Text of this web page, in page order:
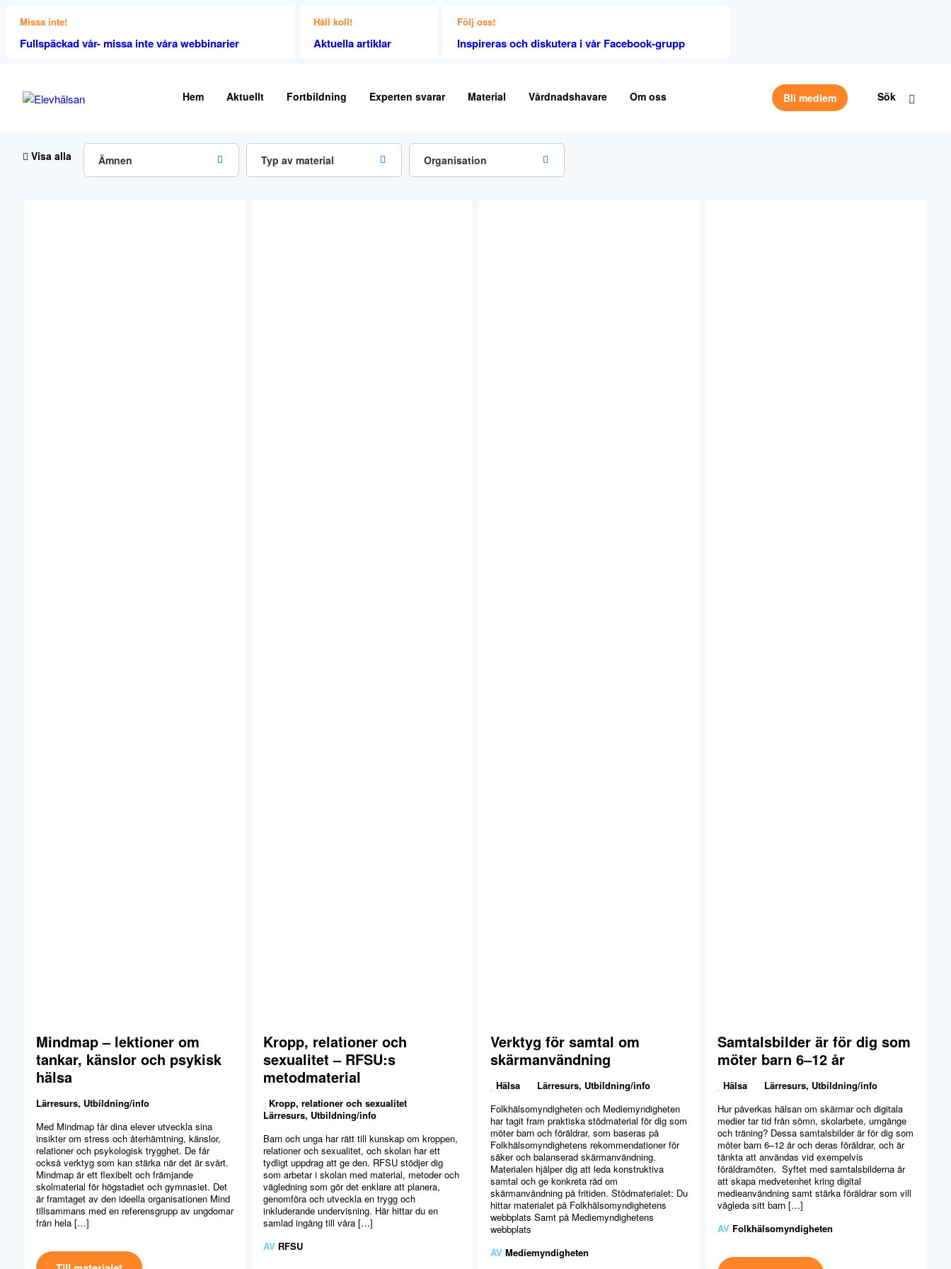
Missa inte!
Fullspäckad vår- missa inte våra webbinarier
Håll koll!
Aktuella artiklar
Följ oss!
Inspireras och diskutera i vår Facebook-grupp
Hem Aktuellt Fortbildning Experten svarar Material Vårdnadshavare Om oss Bli medlem Sök
Visa alla Ämnen Typ av material Organisation
Mindmap – lektioner om
tankar, känslor och psykisk
hälsa
Lärresurs, Utbildning/info
Med Mindmap får dina elever utveckla sina
insikter om stress och återhämtning, känslor,
relationer och psykologisk trygghet. De får
också verktyg som kan stärka när det är svårt.
Mindmap är ett flexibelt och främjande
skolmaterial för högstadiet och gymnasiet. Det
är framtaget av den ideella organisationen Mind
tillsammans med en referensgrupp av ungdomar
från hela […]
Kropp, relationer och
sexualitet – RFSU:s
metodmaterial
Kropp, relationer och sexualitet
Lärresurs, Utbildning/info
Barn och unga har rätt till kunskap om kroppen,
relationer och sexualitet, och skolan har ett
tydligt uppdrag att ge den. RFSU stödjer dig
som arbetar i skolan med material, metoder och
vägledning som gör det enklare att planera,
genomföra och utveckla en trygg och
inkluderande undervisning. Här hittar du en
samlad ingång till våra […]
AV RFSU
Verktyg för samtal om
skärmanvändning
Hälsa Lärresurs, Utbildning/info
Folkhälsomyndigheten och Mediemyndigheten
har tagit fram praktiska stödmaterial för dig som
möter barn och föräldrar, som baseras på
Folkhälsomyndighetens rekommendationer för
säker och balanserad skärmanvändning.
Materialen hjälper dig att leda konstruktiva
samtal och ge konkreta råd om
skärmanvändning på fritiden. Stödmaterialet: Du
hittar materialet på Folkhälsomyndighetens
webbplats Samt på Mediemyndighetens
webbplats
AV Mediemyndigheten
Samtalsbilder är för dig som
möter barn 6–12 år
Hälsa Lärresurs, Utbildning/info
Hur påverkas hälsan om skärmar och digitala
medier tar tid från sömn, skolarbete, umgänge
och träning? Dessa samtalsbilder är för dig som
möter barn 6–12 år och deras föräldrar, och är
tänkta att användas vid exempelvis
föräldramöten. Syftet med samtalsbilderna är
att skapa medvetenhet kring digital
medieanvändning samt stärka föräldrar som vill
vägleda sitt barn […]
AV Folkhälsomyndigheten